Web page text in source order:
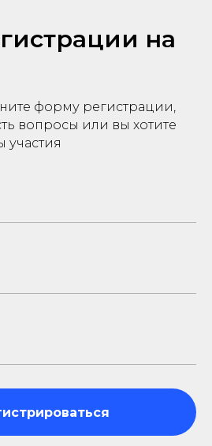
на
форму регистрации,
вопросы или вы хотите
участия